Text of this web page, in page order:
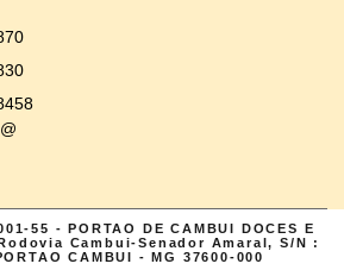
55 - PORTAO DE CAMBUI DOCES E
Cambui-Senador Amaral, S/N :
CAMBUI - MG 37600-000